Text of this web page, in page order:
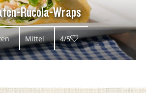
Rucola-Wraps
Mittel 4/5